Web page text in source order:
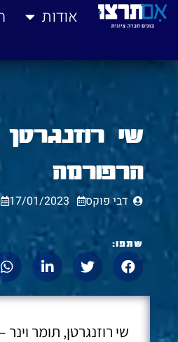
לתוכן אודות
שי
הרפורמה
דבי פוקס 17/01/2023
שתפו:
שי רוזנגרטן, תומר